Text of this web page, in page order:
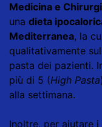
Medicina e
una dieta
Mediterranea, la
qualitativamente
pasta dei pazienti.
più di 5 (High Pasta
alla settimana.
Inoltre, per aiutare